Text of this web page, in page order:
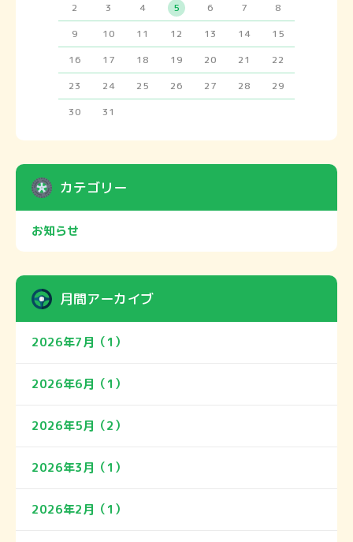
2
3 4 5 6 7
8
9
10 11 12 13 14
15
16
17 18 19 20 21
22
23
24 25 26 27 28
29
30
31
カテゴリー
お知らせ
月間アーカイブ
2026年7月（1）
2026年6月（1）
2026年5月（2）
2026年3月（1）
2026年2月（1）